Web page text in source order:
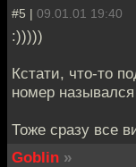
#5 | 09.01.01 19:40
:)))))
Кстати, что-то
номер
Тоже сразу все
Goblin »